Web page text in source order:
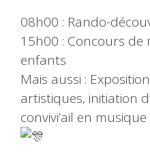
08h00 : Rando-
15h00 : Concours
enfants
Mais aussi :
artistiques, initiation
convivi’ail en